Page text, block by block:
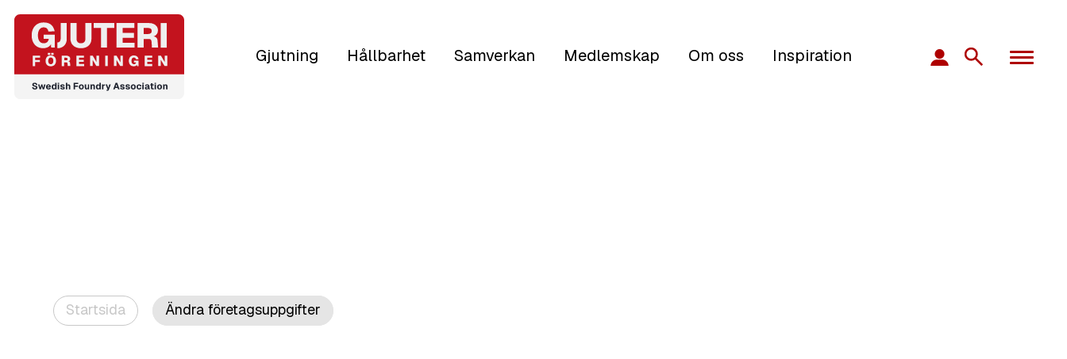
Gjutning Hållbarhet Samverkan Medlemskap Om oss Inspiration
Startsida Ändra företagsuppgifter